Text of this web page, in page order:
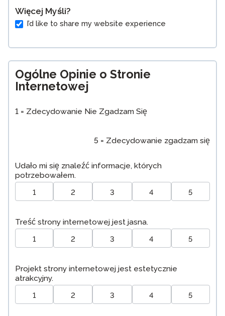
Więcej Myśli?
I’d like to share my website experience
Ogólne Opinie o Stronie
Internetowej
1 = Zdecydowanie Nie Zgadzam Się
5 = Zdecydowanie zgadzam się
Udało mi się znaleźć informacje, których
potrzebowałem.
1 2 3 4 5
Treść strony internetowej jest jasna.
1 2 3 4 5
Projekt strony internetowej jest estetycznie
atrakcyjny.
1 2 3 4 5